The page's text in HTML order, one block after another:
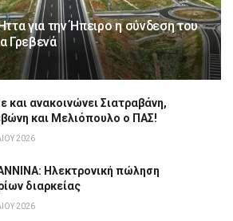
για την Ήπειρο η σύνδεση του
Γρεβενά
και ανακοινώνει Σιατραβάνη,
και Μελιόπουλο ο ΠΑΣ!
2026
Hλεκτρονική πώληση
διαρκείας
2026